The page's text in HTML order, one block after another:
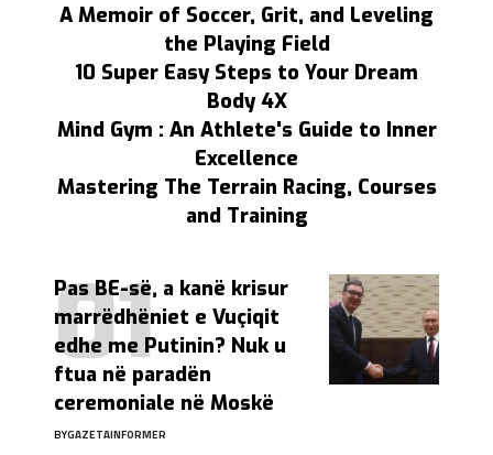
A Memoir of Soccer, Grit, and Leveling
the Playing Field
10 Super Easy Steps to Your Dream
Body 4X
Mind Gym : An Athlete's Guide to Inner
Excellence
Mastering The Terrain Racing, Courses
and Training
Pas BE-së, a kanë krisur
marrëdhëniet e Vuçiqit
edhe me Putinin? Nuk u
ftua në paradën
ceremoniale në Moskë
BYGAZETAINFORMER